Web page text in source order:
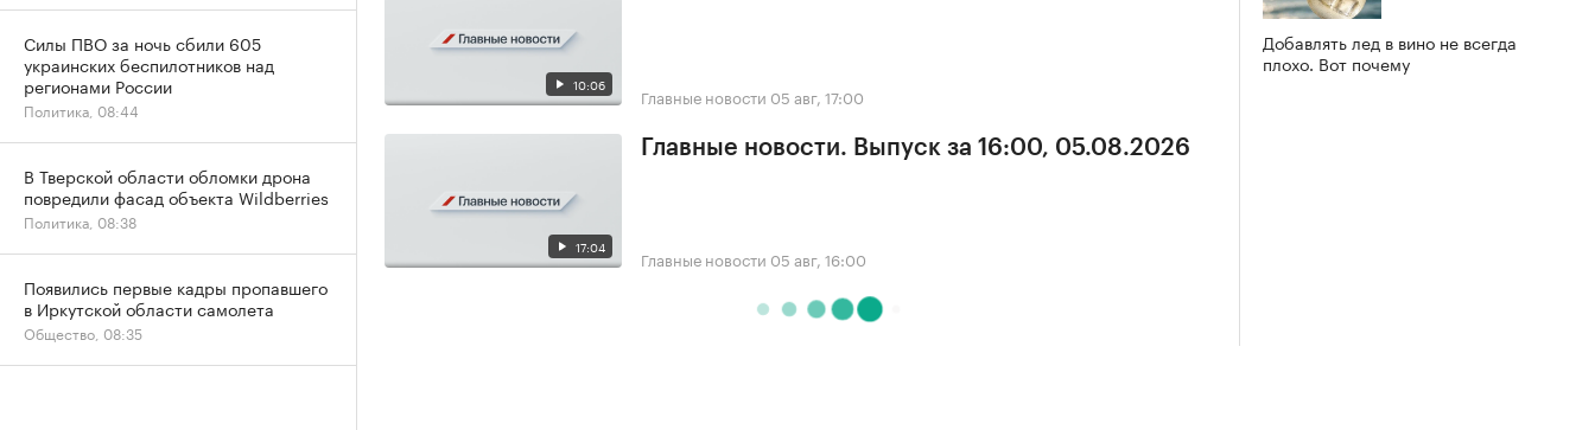
10:06 Главные новости 05 авг, 17:00
17:04
Главные новости. Выпуск за 16:00, 05.08.2026
Главные новости 05 авг, 16:00
Добавлять лед в вино не всегда
плохо. Вот почему
Силы ПВО за ночь сбили 605
украинских беспилотников над
регионами России
Политика, 08:44
В Тверской области обломки дрона
повредили фасад объекта Wildberries
Политика, 08:38
Появились первые кадры пропавшего
в Иркутской области самолета
Общество, 08:35